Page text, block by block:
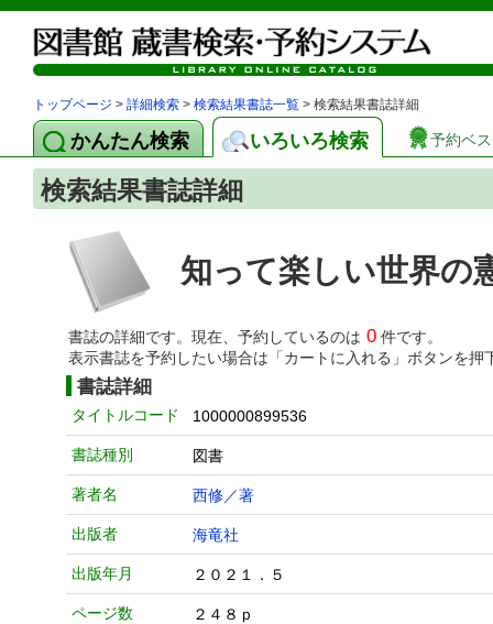
トップページ > 詳細検索 > 検索結果書誌一覧 > 検索結果書誌詳細
かんたん検索 いろいろ検索 予約ベ
検索結果書誌詳細
知って楽しい世界の
書誌の詳細です。現在、予約しているのは 0 件です。
表示書誌を予約したい場合は「カートに入れる」ボタンを押
書誌詳細
タイトルコード 1000000899536
書誌種別 図書
著者名 西修／著
出版者 海竜社
出版年月 ２０２１．５
ページ数 ２４８ｐ